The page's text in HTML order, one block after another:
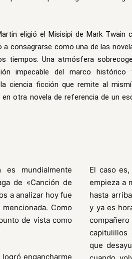
eligió el Misisipi de Mark Twain
consagrarse como una de las
tiempos. Una atmósfera
impecable del marco histórico
ciencia ficción que remite al
en otra novela de referencia de un
es mundialmente
de «Canción de
a analizar hoy fue
Como
de vista como
engancharme
El caso
empieza a
hasta
y ya es
capitulillos
que